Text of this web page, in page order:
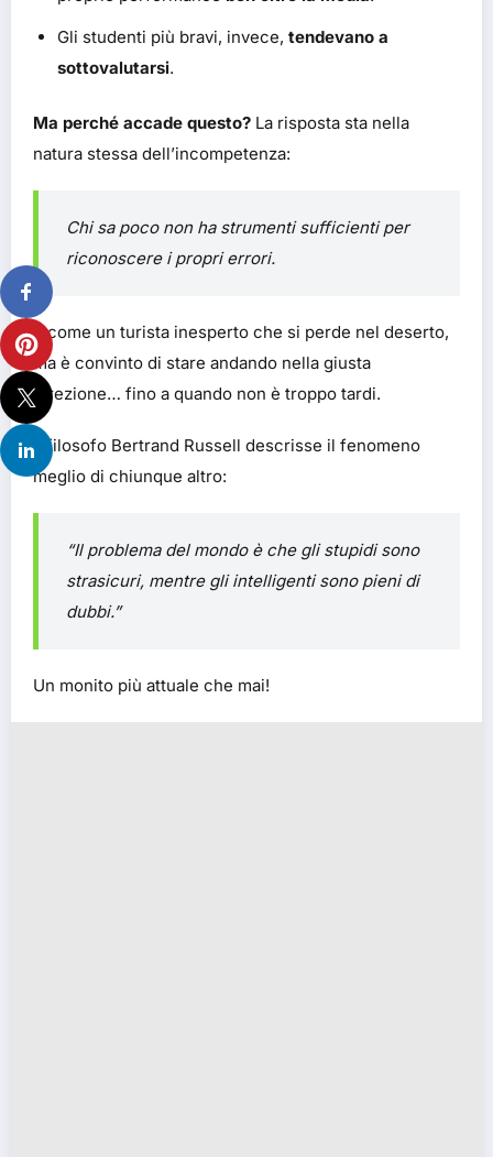
Gli studenti più bravi, invece, tendevano a
sottovalutarsi.
Ma perché accade questo? La risposta sta nella
natura stessa dell’incompetenza:
Chi sa poco non ha strumenti sufficienti per
riconoscere i propri errori.
È come un turista inesperto che si perde nel deserto,
ma è convinto di stare andando nella giusta
direzione… fino a quando non è troppo tardi.
Il filosofo Bertrand Russell descrisse il fenomeno
meglio di chiunque altro:
“Il problema del mondo è che gli stupidi sono
strasicuri, mentre gli intelligenti sono pieni di
dubbi.”
Un monito più attuale che mai!